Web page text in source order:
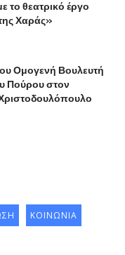
το θεατρικό έργο
Χαράς»
Ομογενή Βουλευτή
Πούρου στον
ΚΟΙΝΩΝΙΑ